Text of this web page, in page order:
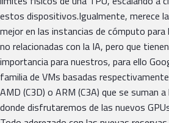
estos dispositivos.Igualmente, merece
mejor en las instancias de cómputo
no relacionadas con la IA, pero que
importancia para nuestros, para ello
familia de VMs basadas
AMD (C3D) o ARM (C3A) que se suman
donde disfrutaremos de las nuevos